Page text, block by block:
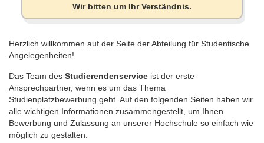
Wir bitten um Ihr Verständnis.
Herzlich willkommen auf der Seite der Abteilung für Studentische
Angelegenheiten!
Das Team des Studierendenservice ist der erste
Ansprechpartner, wenn es um das Thema
Studienplatzbewerbung geht. Auf den folgenden Seiten haben wir
alle wichtigen Informationen zusammengestellt, um Ihnen
Bewerbung und Zulassung an unserer Hochschule so einfach wie
möglich zu gestalten.